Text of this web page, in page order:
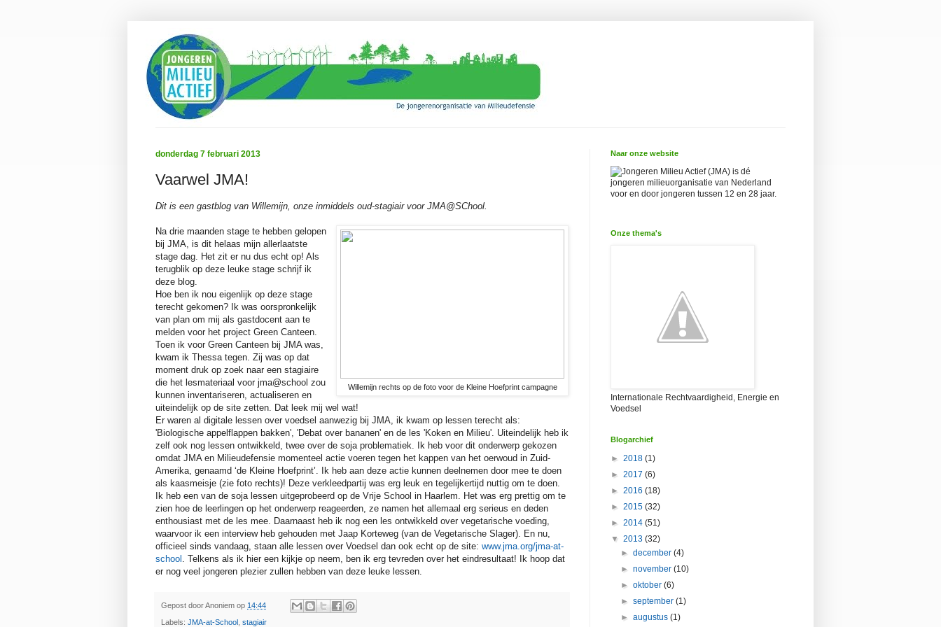
donderdag 7 februari 2013
Vaarwel JMA!
Dit is een gastblog van Willemijn, onze inmiddels oud-stagiair voor JMA@SChool.
Willemijn rechts op de foto voor de Kleine Hoefprint campagne
Na drie maanden stage te hebben gelopen
bij JMA, is dit helaas mijn allerlaatste
stage dag. Het zit er nu dus echt op! Als
terugblik op deze leuke stage schrijf ik
deze blog.
Hoe ben ik nou eigenlijk op deze stage
terecht gekomen? Ik was oorspronkelijk
van plan om mij als gastdocent aan te
melden voor het project Green Canteen.
Toen ik voor Green Canteen bij JMA was,
kwam ik Thessa tegen. Zij was op dat
moment druk op zoek naar een stagiaire
die het lesmateriaal voor jma@school zou
kunnen inventariseren, actualiseren en
uiteindelijk op de site zetten. Dat leek mij wel wat!
Er waren al digitale lessen over voedsel aanwezig bij JMA, ik kwam op lessen terecht als:
'Biologische appelflappen bakken', 'Debat over bananen' en de les 'Koken en Milieu'. Uiteindelijk heb ik
zelf ook nog lessen ontwikkeld, twee over de soja problematiek. Ik heb voor dit onderwerp gekozen
omdat JMA en Milieudefensie momenteel actie voeren tegen het kappen van het oerwoud in Zuid-
Amerika, genaamd ‘de Kleine Hoefprint’. Ik heb aan deze actie kunnen deelnemen door mee te doen
als kaasmeisje (zie foto rechts)! Deze verkleedpartij was erg leuk en tegelijkertijd nuttig om te doen.
Ik heb een van de soja lessen uitgeprobeerd op de Vrije School in Haarlem. Het was erg prettig om te
zien hoe de leerlingen op het onderwerp reageerden, ze namen het allemaal erg serieus en deden
enthousiast met de les mee. Daarnaast heb ik nog een les ontwikkeld over vegetarische voeding,
waarvoor ik een interview heb gehouden met Jaap Korteweg (van de Vegetarische Slager). En nu,
officieel sinds vandaag, staan alle lessen over Voedsel dan ook echt op de site: www.jma.org/jma-at-
school . Telkens als ik hier een kijkje op neem, ben ik erg tevreden over het eindresultaat! Ik hoop dat
er nog veel jongeren plezier zullen hebben van deze leuke lessen.
Gepost doorAnoniem op 14:44
Labels: JMA-at-School stagiair
Naar onze website
Jongeren Milieu Actief (JMA) is dé
jongeren milieuorganisatie van Nederland
voor en door jongeren tussen 12 en 28 jaar.
Onze thema's
Internationale Rechtvaardigheid, Energie en
Voedsel
Blogarchief
► 2018 (1)
► 2017 (6)
► 2016 (18)
► 2015 (32)
► 2014 (51)
▼ 2013 (32)
►december(4)
►november(10)
►oktober(6)
►september(1)
►augustus(1)